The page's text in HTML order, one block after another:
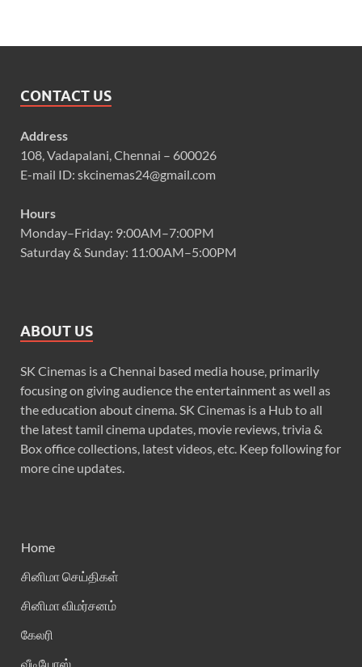
CONTACT US
Address
108, Vadapalani, Chennai – 600026
E-mail ID: skcinemas24@gmail.com
Hours
Monday–Friday: 9:00AM–7:00PM
Saturday & Sunday: 11:00AM–5:00PM
ABOUT US
SK Cinemas is a Chennai based media house, primarily
focusing on giving audience the entertainment as well as
the education about cinema. SK Cinemas is a Hub to all
the latest tamil cinema updates, movie reviews, trivia &
Box office collections, latest videos, etc. Keep following for
more cine updates.
Home
சினிமா செய்திகள்
சினிமா விமர்சனம்
கேலரி
வீடியோஸ்